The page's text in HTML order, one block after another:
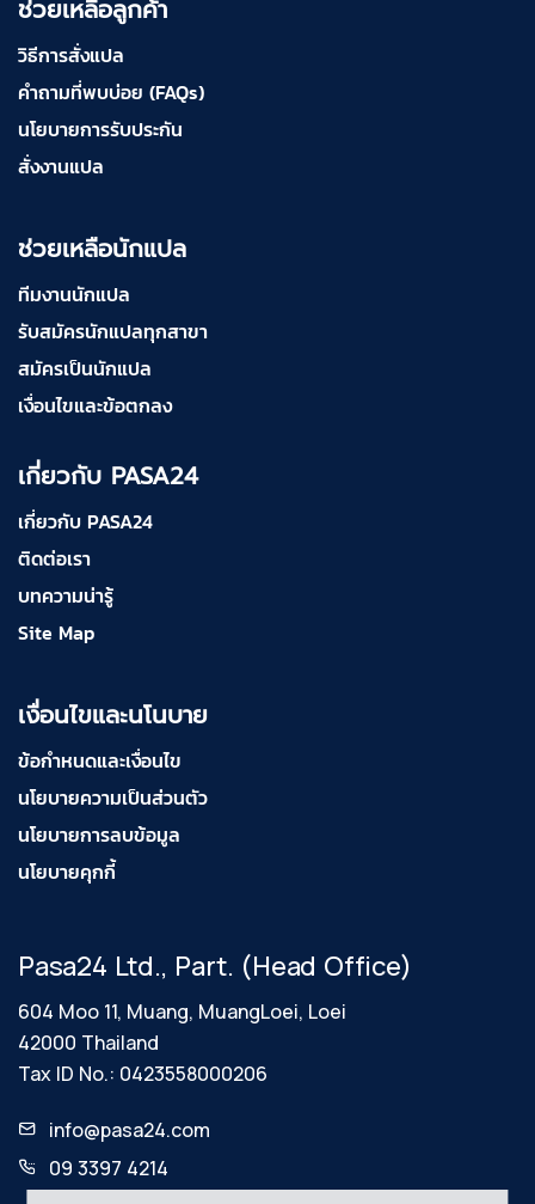
ช่วยเหลือลูกค้า
วิธีการสั่งแปล
คำถามที่พบบ่อย (FAQs)
นโยบายการรับประกัน
สั่งงานแปล
ช่วยเหลือนักแปล
ทีมงานนักแปล
รับสมัครนักแปลทุกสาขา
สมัครเป็นนักแปล
เงื่อนไขและข้อตกลง
เกี่ยวกับ PASA24
เกี่ยวกับ PASA24
ติดต่อเรา
บทความน่ารู้
Site Map
เงื่อนไขและนโนบาย
ข้อกำหนดและเงื่อนไข
นโยบายความเป็นส่วนตัว
นโยบายการลบข้อมูล
นโยบายคุกกี้
Pasa24 Ltd., Part. (Head Office)
604 Moo 11, Muang, MuangLoei, Loei
42000 Thailand
Tax ID No.: 0423558000206
info@pasa24.com
09 3397 4214